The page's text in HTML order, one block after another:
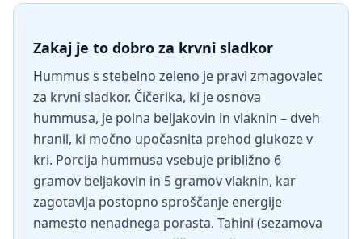
Zakaj je to dobro za krvni sladkor
Hummus s stebelno zeleno je pravi zmagovalec
za krvni sladkor. Čičerika, ki je osnova
hummusa, je polna beljakovin in vlaknin – dveh
hranil, ki močno upočasnita prehod glukoze v
kri. Porcija hummusa vsebuje približno 6
gramov beljakovin in 5 gramov vlaknin, kar
zagotavlja postopno sproščanje energije
namesto nenadnega porasta. Tahini (sezamova